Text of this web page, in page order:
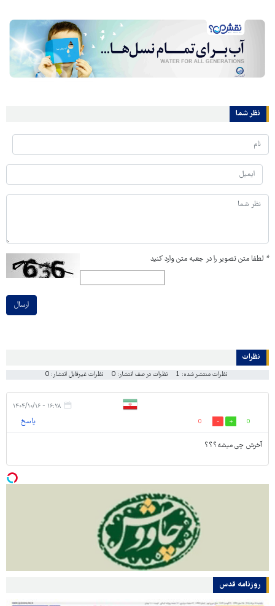
نظر شما
* لطفا متن تصویر را در جعبه متن وارد کنید
ارسال
نظرات
نظرات منتشر شده: 1 نظرات در صف انتشار: 0 نظرات غیرقابل انتشار: 0
۱۶:۲۸ - ۱۴۰۴/۱۰/۱۶
0
0 پاسخ
آخرش چی میشه؟؟؟
روزنامه قدس